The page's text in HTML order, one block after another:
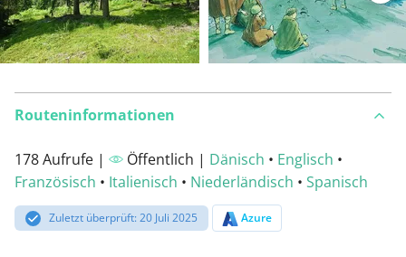
Routeninformationen
178 Aufrufe | Öffentlich | Dänisch • Englisch •
Französisch • Italienisch • Niederländisch • Spanisch
Zuletzt überprüft: 20 Juli 2025 Azure